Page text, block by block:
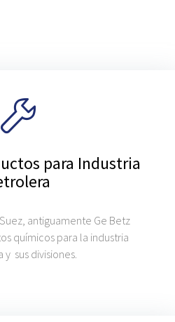
para Industria
antiguamente Ge Betz
químicos para la industria
sus divisiones.